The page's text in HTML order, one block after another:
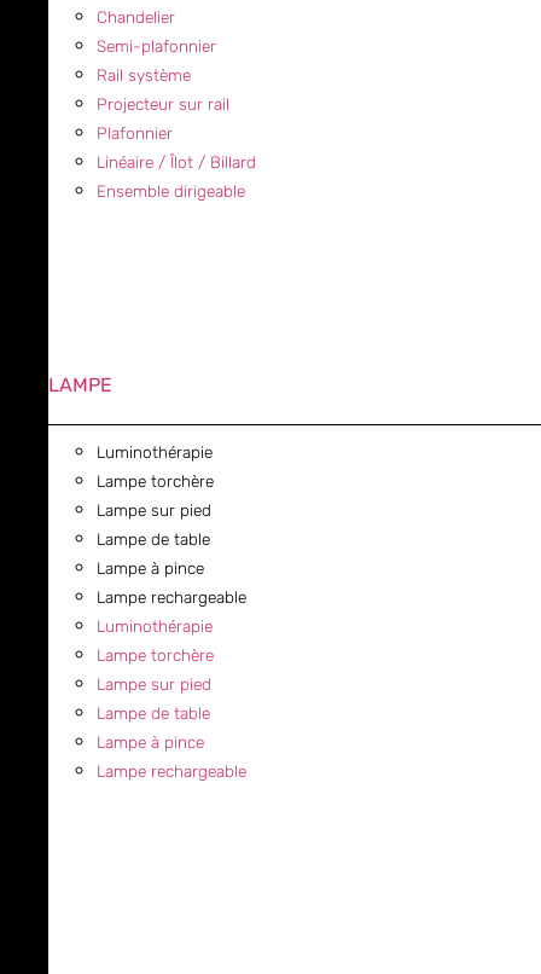
Chandelier
Semi-plafonnier
Rail système
Projecteur sur rail
Plafonnier
Linéaire / Îlot / Billard
Ensemble dirigeable
LAMPE
Luminothérapie
Lampe torchère
Lampe sur pied
Lampe de table
Lampe à pince
Lampe rechargeable
Luminothérapie
Lampe torchère
Lampe sur pied
Lampe de table
Lampe à pince
Lampe rechargeable